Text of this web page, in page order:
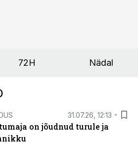
72H Nädal
31.07.26, 12:13
on jõudnud turule ja